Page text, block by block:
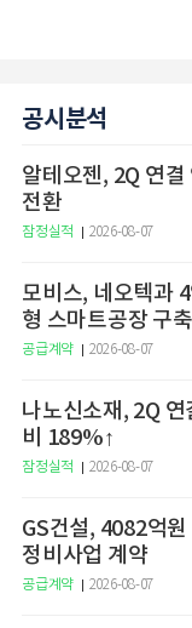
공시분석
알테오젠, 2Q 연
전환
잠정실적 2026-08-07
모비스, 네오텍과
형 스마트공장 구
공급계약 2026-08-07
나노신소재, 2Q
비 189%↑
잠정실적 2026-08-07
GS건설, 4082억
정비사업 계약
공급계약 2026-08-07